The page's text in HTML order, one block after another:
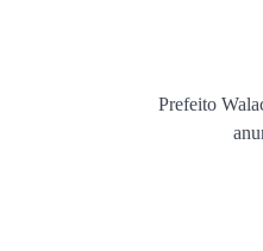
Prefeito